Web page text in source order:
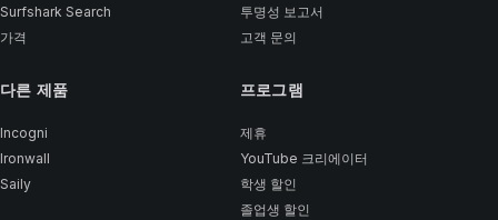
Surfshark Search
가격
다른 제품
Incogni
Ironwall
Saily
투명성 보고서
고객 문의
프로그램
제휴
YouTube 크리에이터
학생 할인
졸업생 할인